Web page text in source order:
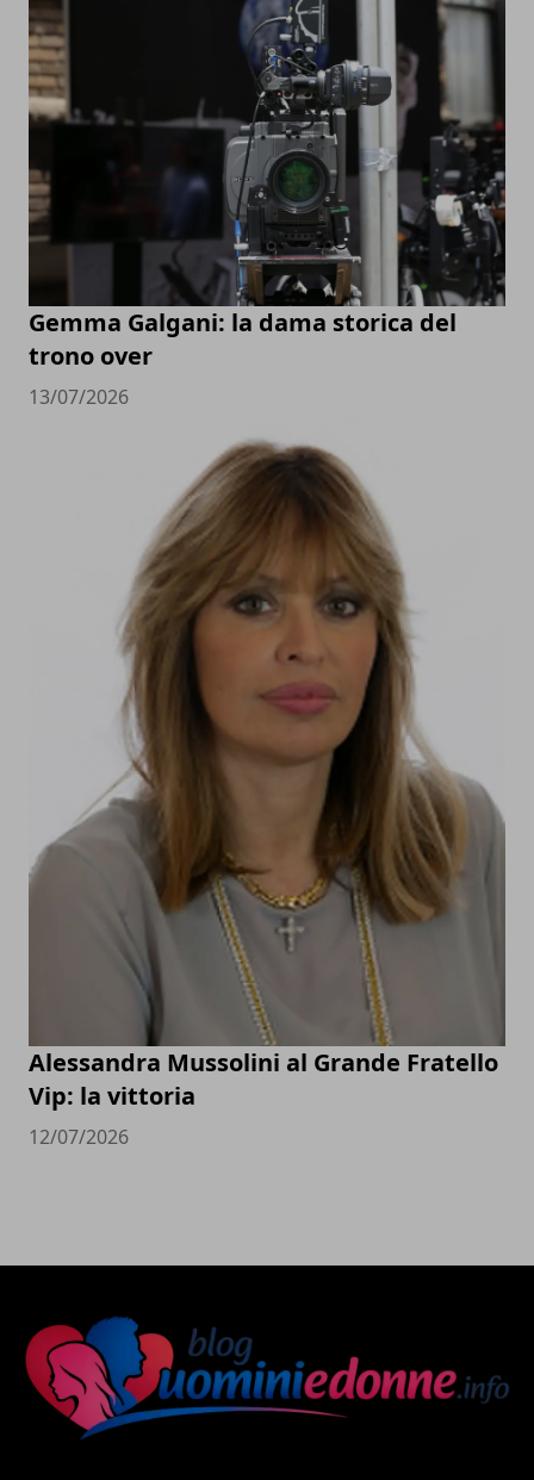
Gemma Galgani: la dama storica del
trono over
13/07/2026
Alessandra Mussolini al Grande Fratello
Vip: la vittoria
12/07/2026